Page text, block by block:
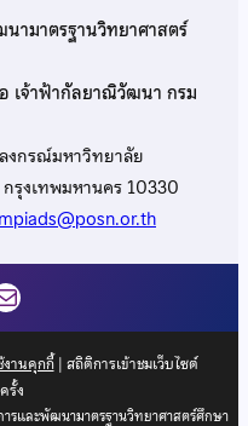
ามาตรฐานวิทยาศาสตร์
เจ้าฟ้ากัลยาณิวัฒนา กรม
งกรณ์มหาวิทยาลัย
รุงเทพมหานคร 10330
งานคุกกี้| สถิติการเข้าชมเว็บไซต์
รั้ง
รและพัฒนามาตรฐานวิทยาศาสตร์ศึกษา